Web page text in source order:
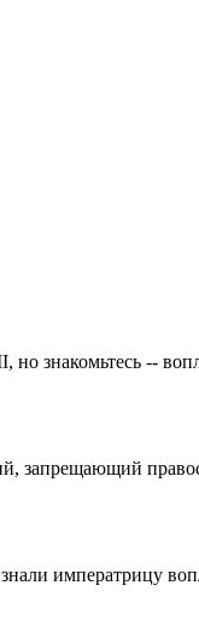
но знакомьтесь --
запрещающий
императрицу